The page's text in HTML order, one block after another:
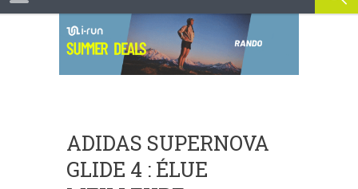
ADIDAS SUPERNOVA
GLIDE 4 : ÉLUE